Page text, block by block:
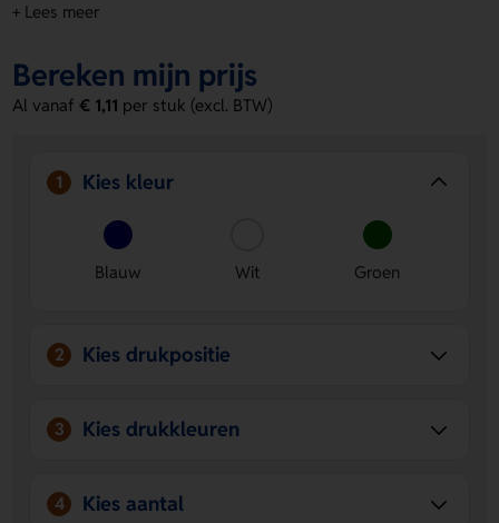
en groen. Laat jouw logo, naam of eigen ontwerp
vraag een prijs op.
Voordelen van de Recycled Plastic
Duurzaam materiaal
Gemaakt van 100% gerecycled PP
uit afgedankte apparaten.
Ruimte voor jouw ontwerp
Laat een logo, naam of
eigen ontwerp drukken op other en top side.
Handig en leuk in gebruikStapelbaar en ideaal voor
+ Lees meer
Bereken mijn prijs
Al vanaf€ 1,11 per stuk (excl. BTW)
1 Kies kleur
Blauw Wit Groen
2 Kies drukpositie
3 Kies drukkleuren
4 Kies aantal